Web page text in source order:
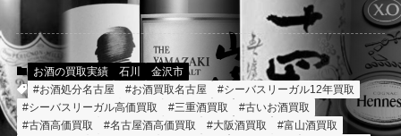
お酒の買取実績 石川
金沢市
#お酒処分名古屋
#お酒買取名古屋
#シーバスリーガル12年買取
#シーバスリーガル高価買取
#三重酒買取
#古いお酒買取
#古酒高価買取
#名古屋酒高価買取 #大阪酒買取
#富山酒買取